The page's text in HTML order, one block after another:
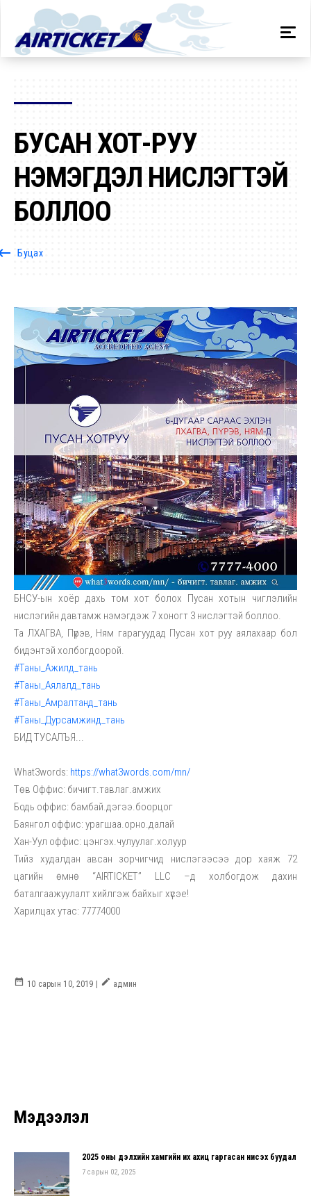
БУСАН ХОТ-РУУ
НЭМЭГДЭЛ НИСЛЭГТЭЙ
БОЛЛОО
Буцах
БНСУ-ын хоёр дахь том хот болох Пусан хотын чиглэлийн
нислэгийн давтамж нэмэгдэж 7 хоногт 3 нислэгтэй боллоо.
Та ЛХАГВА, Пүрэв, Ням гарагуудад Пусан хот руу аялахаар бол
бидэнтэй холбогдоорой.
#Таны_Ажилд_тань
#Таны_Аялалд_тань
#Таны_Амралтанд_тань
#Таны_Дурсамжинд_тань
БИД ТУСАЛЪЯ...
What3words: https://what3words.com/mn/
Төв Оффис: бичигт.тавлаг.амжих
Бодь оффис: бамбай.дэгээ.боорцог
Баянгол оффис: урагшаа.орно.далай
Хан-Уул оффис: цэнгэх.чулуулаг.холуур
Тийз худалдан авсан зорчигчид нислэгээсээ дор хаяж 72
цагийн өмнө “AIRTICKET” LLC –д холбогдож дахин
баталгаажуулалт хийлгэж байхыг хүсэе!
Харилцах утас: 77774000
date_range 10 сарын 10, 2019 | create админ
Мэдээлэл
2025 оны дэлхийн хамгийн их ахиц гаргасан нисэх буудал
7 сарын 02, 2025